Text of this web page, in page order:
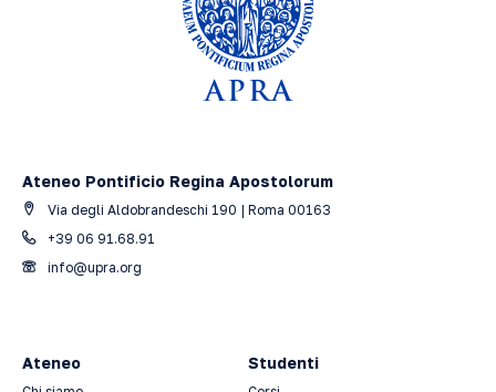
Ateneo Pontificio Regina Apostolorum
Via degli Aldobrandeschi 190 | Roma 00163
+39 06 91.68.91
info@upra.org
Ateneo Studenti